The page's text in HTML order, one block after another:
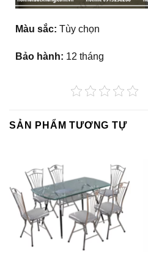
Màu sắc: Tùy chọn
Bảo hành: 12 tháng
SẢN PHẨM TƯƠNG TỰ